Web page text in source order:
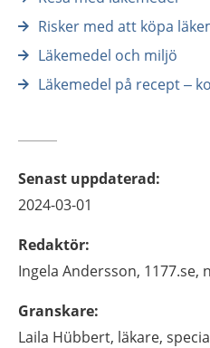
Risker med att köpa
Läkemedel och miljö
Läkemedel på recept –
Senast uppdaterad:
2024-03-01
Redaktör:
Ingela Andersson, 1177.se,
Granskare:
Laila Hübbert, läkare,